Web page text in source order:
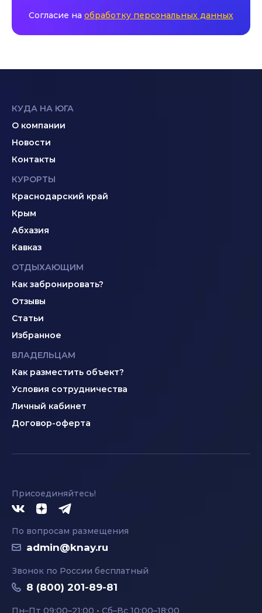
Согласие на обработку персональных данных
КУДА НА ЮГА
О компании
Новости
Контакты
КУРОРТЫ
Краснодарский край
Крым
Абхазия
Кавказ
ОТДЫХАЮЩИМ
Как забронировать?
Отзывы
Статьи
Избранное
ВЛАДЕЛЬЦАМ
Как разместить объект?
Условия сотрудничества
Личный кабинет
Договор-оферта
Присоединяйтесь!
По вопросам размещения
admin@knay.ru
Звонок по России бесплатный
8 (800) 201-89-81
Пн–Пт 09:00–21:00 • Сб–Вс 10:00–18:00